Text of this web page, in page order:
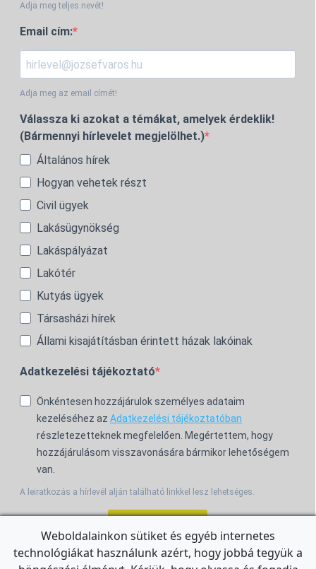
Adja meg teljes nevét!
Email cím:
Adja meg az email címét!
Válassza ki azokat a témákat, amelyek érdeklik!
(Bármennyi hírlevelet megjelölhet.)
Általános hírek
Hogyan vehetek részt
Civil ügyek
Lakásügynökség
Lakáspályázat
Lakótér
Kutyás ügyek
Társasházi hírek
Állami kisajátításban érintett házak lakóinak
Adatkezelési tájékoztató
Önkéntesen hozzájárulok személyes adataim
kezeléséhez az Adatkezelési tájékoztatóban
részletezetteknek megfelelően. Megértettem, hogy
hozzájárulásom visszavonására bármikor lehetőségem
van.
A leiratkozás a hírlevél alján található linkkel lesz lehetséges.
For the English Newsletter, clickHERE.
Weboldalainkon sütiket és egyéb internetes
technológiákat használunk azért, hogy jobbá tegyük a